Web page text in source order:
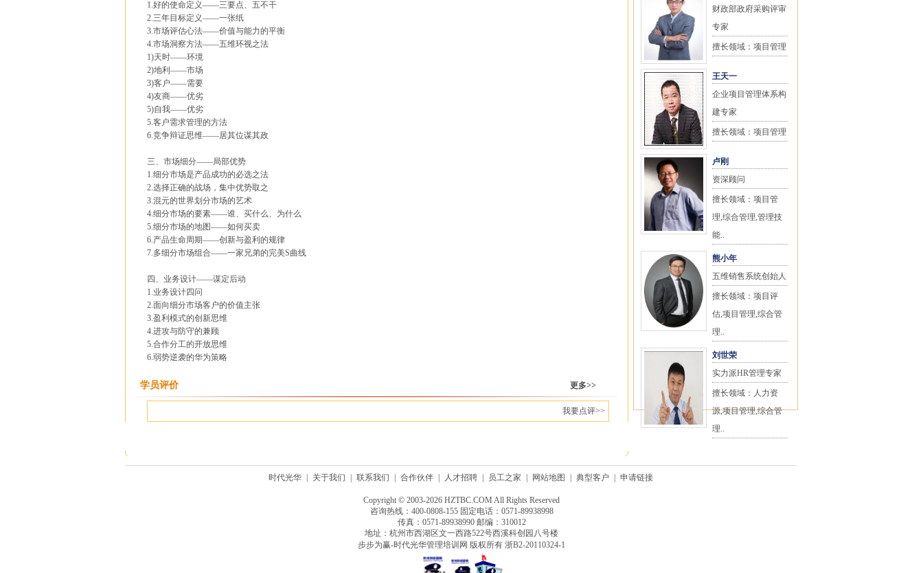
1.好的使命定义——三要点、五不干
2.三年目标定义——一张纸
3.市场评估心法——价值与能力的平衡
4.市场洞察方法——五维环视之法
1)天时——环境
2)地利——市场
3)客户——需要
4)友商——优劣
5)自我——优劣
5.客户需求管理的方法
6.竞争辩证思维——居其位谋其政
三、市场细分——局部优势
1.细分市场是产品成功的必选之法
2.选择正确的战场，集中优势取之
3.混元的世界划分市场的艺术
4.细分市场的要素——谁、买什么、为什么
5.细分市场的地图——如何买卖
6.产品生命周期——创新与盈利的规律
7.多细分市场组合——一家兄弟的完美S曲线
四、业务设计——谋定后动
1.业务设计四问
2.面向细分市场客户的价值主张
3.盈利模式的创新思维
4.进攻与防守的兼顾
5.合作分工的开放思维
6.弱势逆袭的华为策略
学员评价 更多>>
我要点评>>
财政部政府采购评审
专家
擅长领域：项目管理
王天一
企业项目管理体系构
建专家
擅长领域：项目管理
卢刚
资深顾问
擅长领域：项目管
理,综合管理,管理技
能..
熊小年
五维销售系统创始人
擅长领域：项目评
估,项目管理,综合管
理..
刘世荣
实力派HR管理专家
擅长领域：人力资
源,项目管理,综合管
理..
时代光华 关于我们 联系我们 合作伙伴 人才招聘 员工之家 网站地图 典型客户 申请链接
Copyright © 2003-2026 HZTBC.COM All Rights Reserved
咨询热线：400-0808-155 固定电话：0571-89938998
传真：0571-89938990 邮编：310012
地址：杭州市西湖区文一西路522号西溪科创园八号楼
步步为赢-时代光华管理培训网 版权所有 浙B2-20110324-1